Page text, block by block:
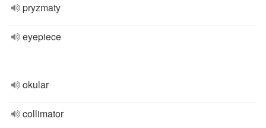
pryzmaty
eyepiece
okular
collimator